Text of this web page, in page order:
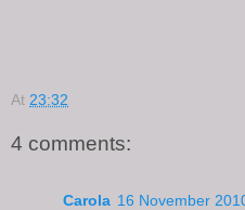
At 23:32
4 comments:
Carola 16 November